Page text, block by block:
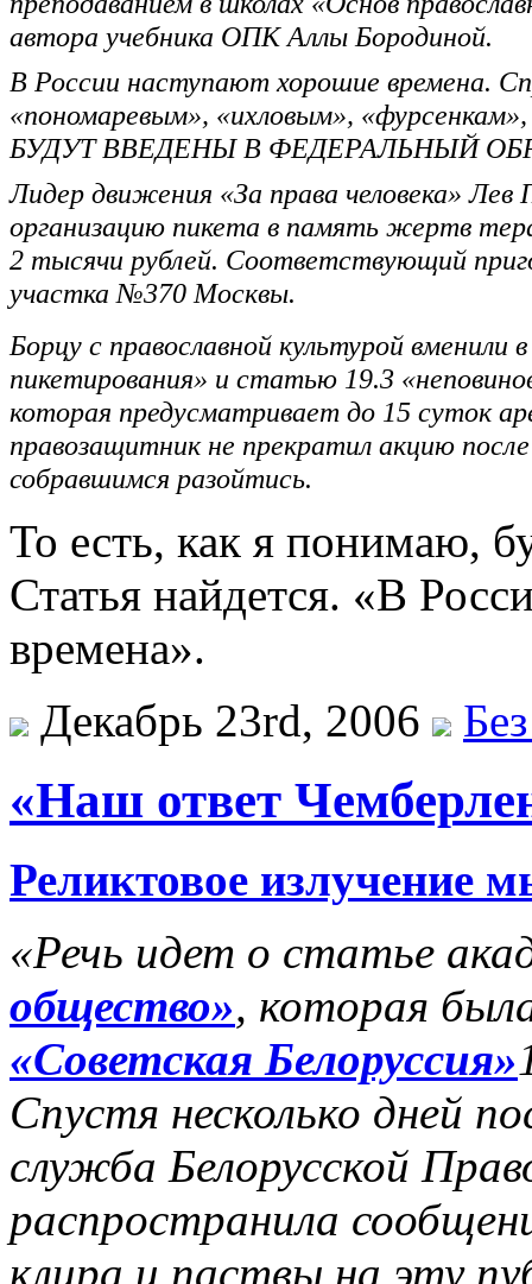
автора учебника ОПК Аллы Бородиной.
В России наступают хорошие времена.
«пономаревым», «ихловым»,
БУДУТ ВВЕДЕНЫ В ФЕДЕРАЛЬНЫЙ
Лидер движения «За права человека»
организацию пикета в память жертв
2 тысячи рублей. Соответствующий
участка №370 Москвы.
Борцу с православной культурой
пикетирования» и статью 19.3
которая предусматривает до 15 суток
правозащитник не прекратил акцию
собравшимся разойтись.
То есть, как я понимаю,
Статья найдется. «В
времена».
Декабрь 23rd, 2006
«Наш ответ
Реликтовое излучение
«Речь идет о статье
общество», которая
«Советская Белоруссия»
Спустя несколько дней
служба Белорусской
распространила
клира и паствы на эту